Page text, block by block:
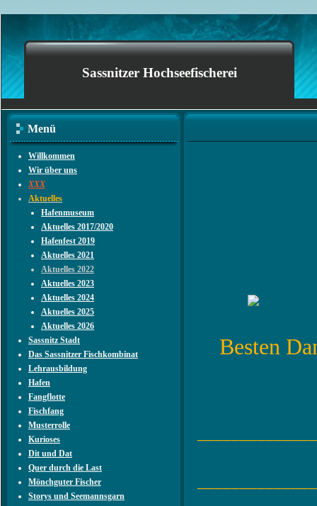
Sassnitzer Hochseefischerei
Menü
Willkommen
Wir über uns
XXX
Aktuelles
Hafenmuseum
Aktuelles 2017/2020
Hafenfest 2019
Aktuelles 2021
Aktuelles 2022
Aktuelles 2023
Aktuelles 2024
Aktuelles 2025
Aktuelles 2026
Sassnitz Stadt
Das Sassnitzer Fischkombinat
Lehrausbildung
Hafen
Fangflotte
Fischfang
Musterrolle
Kurioses
Dit und Dat
Quer durch die Last
Mönchguter Fischer
Storys und Seemannsgarn
Besten